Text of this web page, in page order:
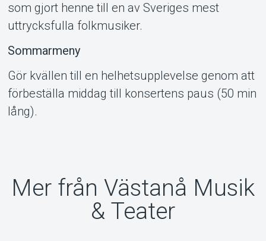
som gjort henne till en av Sveriges mest
uttrycksfulla folkmusiker.
Sommarmeny
Gör kvällen till en helhetsupplevelse genom att
förbeställa middag till konsertens paus (50 min
lång).
Mer från Västanå Musik
& Teater